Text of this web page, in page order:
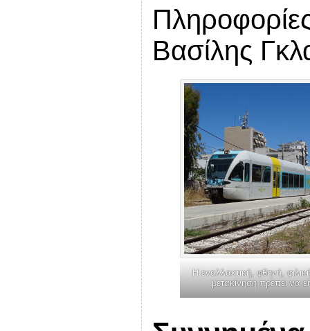
Βασίλης
Η εναλλακτική, φθηνή,
μετακίνηση πρέπει να